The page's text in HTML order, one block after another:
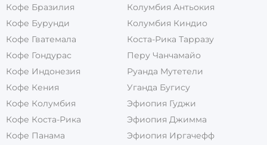
Кофе Бразилия
Кофе Бурунди
Кофе Гватемала
Кофе Гондурас
Кофе Индонезия
Кофе Кения
Кофе Колумбия
Кофе Коста-Рика
Кофе Панама
Колумбия Антьокия
Колумбия Киндио
Коста-Рика Тарразу
Перу Чанчамайо
Руанда Мутетели
Уганда Бугису
Эфиопия Гуджи
Эфиопия Джимма
Эфиопия Иргачефф